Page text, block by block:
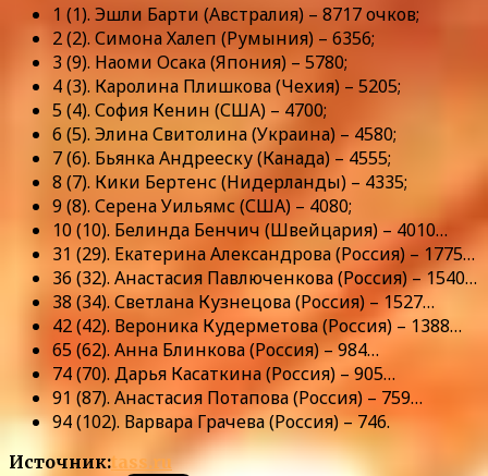
1 (1). Эшли Барти (Австралия) – 8717 очков;
2 (2). Симона Халеп (Румыния) – 6356;
3 (9). Наоми Осака (Япония) – 5780;
4 (3). Каролина Плишкова (Чехия) – 5205;
5 (4). София Кенин (США) – 4700;
6 (5). Элина Свитолина (Украина) – 4580;
7 (6). Бьянка Андрееску (Канада) – 4555;
8 (7). Кики Бертенс (Нидерланды) – 4335;
9 (8). Серена Уильямс (США) – 4080;
10 (10). Белинда Бенчич (Швейцария) – 4010…
31 (29). Екатерина Александрова (Россия) – 1775…
36 (32). Анастасия Павлюченкова (Россия) – 1540…
38 (34). Светлана Кузнецова (Россия) – 1527…
42 (42). Вероника Кудерметова (Россия) – 1388…
65 (62). Анна Блинкова (Россия) – 984…
74 (70). Дарья Касаткина (Россия) – 905…
91 (87). Анастасия Потапова (Россия) – 759…
94 (102). Варвара Грачева (Россия) – 746.
Источник:tass.ru